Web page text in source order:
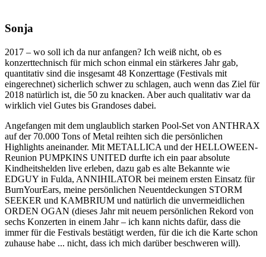
Sonja
2017 – wo soll ich da nur anfangen? Ich weiß nicht, ob es
konzerttechnisch für mich schon einmal ein stärkeres Jahr gab,
quantitativ sind die insgesamt 48 Konzerttage (Festivals mit
eingerechnet) sicherlich schwer zu schlagen, auch wenn das Ziel für
2018 natürlich ist, die 50 zu knacken. Aber auch qualitativ war da
wirklich viel Gutes bis Grandoses dabei.
Angefangen mit dem unglaublich starken Pool-Set von ANTHRAX
auf der 70.000 Tons of Metal reihten sich die persönlichen
Highlights aneinander. Mit METALLICA und der HELLOWEEN-
Reunion PUMPKINS UNITED durfte ich ein paar absolute
Kindheitshelden live erleben, dazu gab es alte Bekannte wie
EDGUY in Fulda, ANNIHILATOR bei meinem ersten Einsatz für
BurnYourEars, meine persönlichen Neuentdeckungen STORM
SEEKER und KAMBRIUM und natürlich die unvermeidlichen
ORDEN OGAN (dieses Jahr mit neuem persönlichen Rekord von
sechs Konzerten in einem Jahr – ich kann nichts dafür, dass die
immer für die Festivals bestätigt werden, für die ich die Karte schon
zuhause habe ... nicht, dass ich mich darüber beschweren will).